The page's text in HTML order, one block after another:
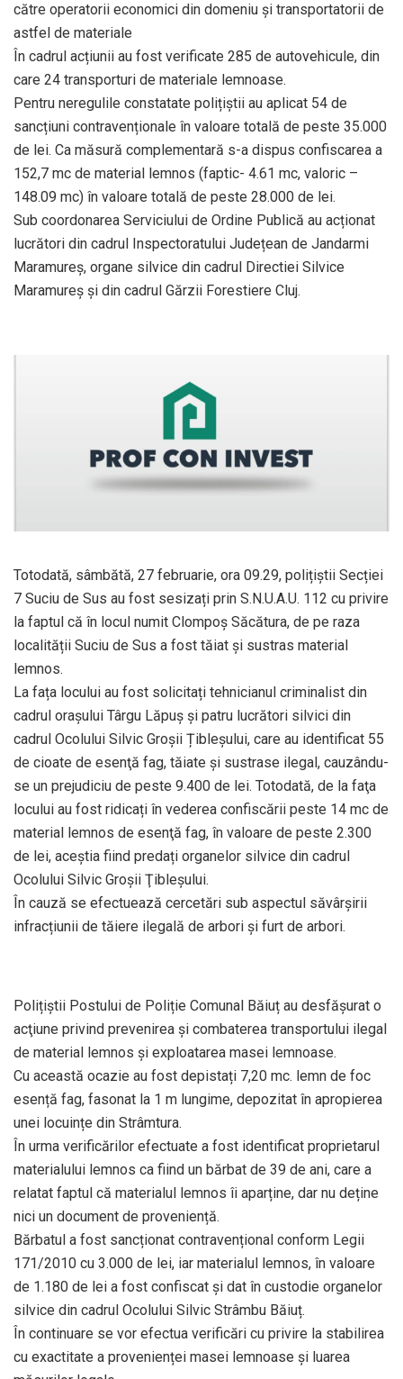
către operatorii economici din domeniu și transportatorii de
astfel de materiale
În cadrul acțiunii au fost verificate 285 de autovehicule, din
care 24 transporturi de materiale lemnoase.
Pentru neregulile constatate polițiștii au aplicat 54 de
sancțiuni contravenționale în valoare totală de peste 35.000
de lei. Ca măsură complementară s-a dispus confiscarea a
152,7 mc de material lemnos (faptic- 4.61 mc, valoric –
148.09 mc) în valoare totală de peste 28.000 de lei.
Sub coordonarea Serviciului de Ordine Publică au acționat
lucrători din cadrul Inspectoratului Județean de Jandarmi
Maramureș, organe silvice din cadrul Directiei Silvice
Maramureș și din cadrul Gărzii Forestiere Cluj.
Totodată, sâmbătă, 27 februarie, ora 09.29, polițiștii Secției
7 Suciu de Sus au fost sesizați prin S.N.U.A.U. 112 cu privire
la faptul că în locul numit Clompoș Săcătura, de pe raza
localității Suciu de Sus a fost tăiat și sustras material
lemnos.
La fața locului au fost solicitați tehnicianul criminalist din
cadrul oraşului Târgu Lăpuş şi patru lucrători silvici din
cadrul Ocolului Silvic Groșii Țibleșului, care au identificat 55
de cioate de esenţă fag, tăiate şi sustrase ilegal, cauzându-
se un prejudiciu de peste 9.400 de lei. Totodată, de la faţa
locului au fost ridicați în vederea confiscării peste 14 mc de
material lemnos de esenţă fag, în valoare de peste 2.300
de lei, aceștia fiind predați organelor silvice din cadrul
Ocolului Silvic Groşii Ţibleşului.
În cauză se efectuează cercetări sub aspectul săvârșirii
infracțiunii de tăiere ilegală de arbori și furt de arbori.
Polițiștii Postului de Poliție Comunal Băiuț au desfășurat o
acţiune privind prevenirea şi combaterea transportului ilegal
de material lemnos şi exploatarea masei lemnoase.
Cu această ocazie au fost depistați 7,20 mc. lemn de foc
esență fag, fasonat la 1 m lungime, depozitat în apropierea
unei locuințe din Strâmtura.
În urma verificărilor efectuate a fost identificat proprietarul
materialului lemnos ca fiind un bărbat de 39 de ani, care a
relatat faptul că materialul lemnos îi aparține, dar nu deține
nici un document de proveniență.
Bărbatul a fost sancționat contravențional conform Legii
171/2010 cu 3.000 de lei, iar materialul lemnos, în valoare
de 1.180 de lei a fost confiscat și dat în custodie organelor
silvice din cadrul Ocolului Silvic Strâmbu Băiuț.
În continuare se vor efectua verificări cu privire la stabilirea
cu exactitate a provenienței masei lemnoase și luarea